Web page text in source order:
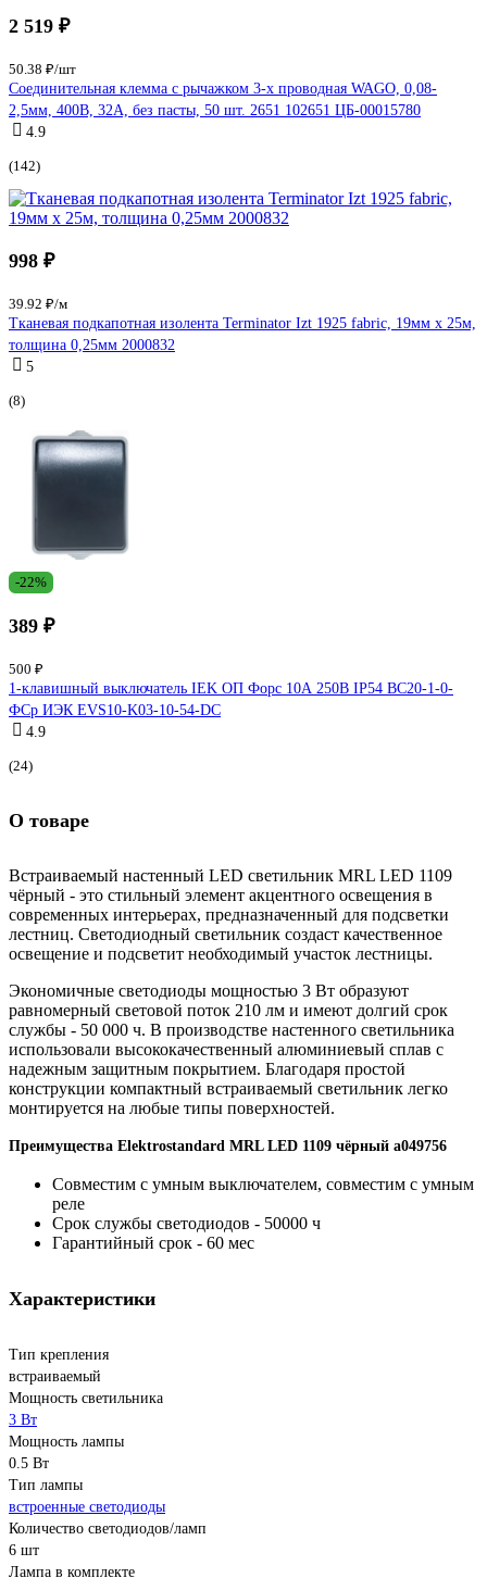
2 519 ₽
50.38 ₽/шт
Соединительная клемма с рычажком 3-х проводная WAGO, 0,08-
2,5мм, 400В, 32А, без пасты, 50 шт. 2651 102651 ЦБ-00015780
4.9
(142)
998 ₽
39.92 ₽/м
Тканевая подкапотная изолента Terminator Izt 1925 fabric, 19мм х 25м,
толщина 0,25мм 2000832
5
(8)
-22%
389 ₽
500 ₽
1-клавишный выключатель IEK ОП Форс 10А 250В IP54 BC20-1-0-
ФСр ИЭК EVS10-K03-10-54-DC
4.9
(24)
О товаре
Встраиваемый настенный LED светильник MRL LED 1109
чёрный - это стильный элемент акцентного освещения в
современных интерьерах, предназначенный для подсветки
лестниц. Светодиодный светильник создаст качественное
освещение и подсветит необходимый участок лестницы.
Экономичные светодиоды мощностью 3 Вт образуют
равномерный световой поток 210 лм и имеют долгий срок
службы - 50 000 ч. В производстве настенного светильника
использовали высококачественный алюминиевый сплав с
надежным защитным покрытием. Благодаря простой
конструкции компактный встраиваемый светильник легко
монтируется на любые типы поверхностей.
Преимущества Elektrostandard MRL LED 1109 чёрный a049756
Совместим с умным выключателем, совместим с умным
реле
Срок службы светодиодов - 50000 ч
Гарантийный срок - 60 мес
Характеристики
Тип крепления
встраиваемый
Мощность светильника
3 Вт
Мощность лампы
0.5 Вт
Тип лампы
встроенные светодиоды
Количество светодиодов/ламп
6 шт
Лампа в комплекте